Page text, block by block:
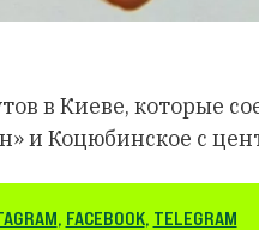
в Киеве, которые
и Коцюбинское с
, FACEBOOK, TELEGRAM